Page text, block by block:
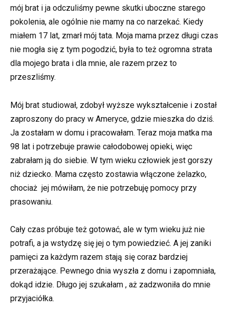
mój brat i ja odczuliśmy pewne skutki uboczne starego
pokolenia, ale ogólnie nie mamy na co narzekać. Kiedy
miałem 17 lat, zmarł mój tata. Moja mama przez długi czas
nie mogła się z tym pogodzić, była to też ogromna strata
dla mojego brata i dla mnie, ale razem przez to
przeszliśmy.
Mój brat studiował, zdobył wyższe wykształcenie i został
zaproszony do pracy w Ameryce, gdzie mieszka do dziś.
Ja zostałam w domu i pracowałam. Teraz moja matka ma
98 lat i potrzebuje prawie całodobowej opieki, więc
zabrałam ją do siebie. W tym wieku człowiek jest gorszy
niż dziecko. Mama często zostawia włączone żelazko,
chociaż jej mówiłam, że nie potrzebuję pomocy przy
prasowaniu.
Cały czas próbuje też gotować, ale w tym wieku już nie
potrafi, a ja wstydzę się jej o tym powiedzieć. A jej zaniki
pamięci za każdym razem stają się coraz bardziej
przerażające. Pewnego dnia wyszła z domu i zapomniała,
dokąd idzie. Długo jej szukałam , aż zadzwoniła do mnie
przyjaciółka.